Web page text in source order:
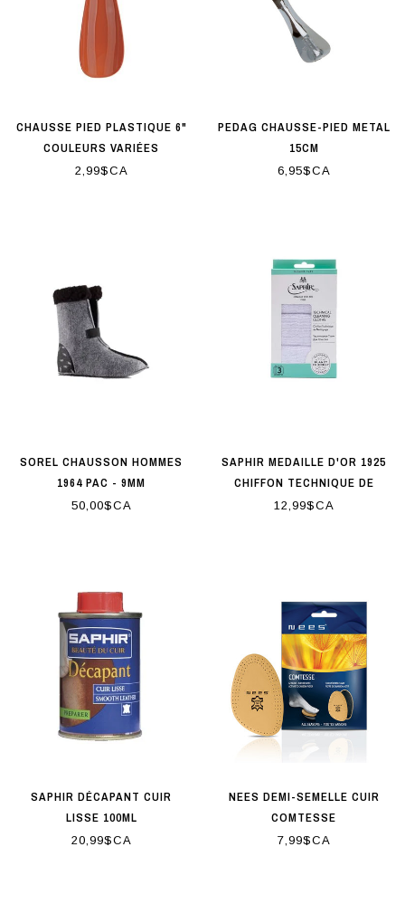
CHAUSSE PIED PLASTIQUE 6"
COULEURS VARIÉES
2,99$CA
PEDAG CHAUSSE-PIED METAL
15CM
6,95$CA
SOREL CHAUSSON HOMMES
1964 PAC - 9MM
50,00$CA
SAPHIR MEDAILLE D'OR 1925
CHIFFON TECHNIQUE DE
NETTOYAGE (QTE: 3/PQT)
12,99$CA
SAPHIR DÉCAPANT CUIR
LISSE 100ML
20,99$CA
NEES DEMI-SEMELLE CUIR
COMTESSE
7,99$CA